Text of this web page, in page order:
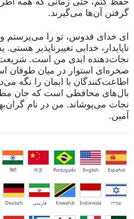
گرفتن آن‌ها می‌گیرند.
ای خدای قدوس، تو را می‌پرستم و
ناپایدار، خدایی تغییرناپذیر
نجات‌دهنده ابدی من است.
صخره‌ای استوار در میان طوفان
اطاعت‌کنندگان با ایمان را نگه
بال‌های محافظی است که جان
نجات می‌پوشاند. من در نام
آمین.
Español
English
Português
中文
हिंदी
עברית Indonesia
Kiswahili فارسی Deutsch